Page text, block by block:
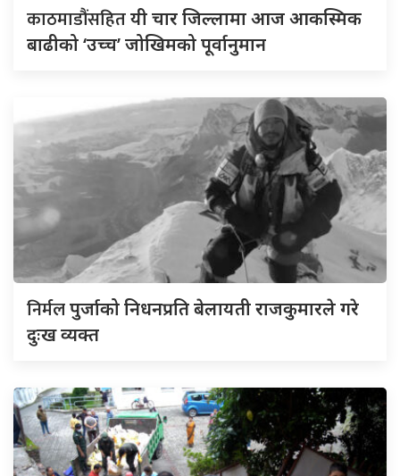
काठमाडौंसहितयी चार जिल्लामा आज आकस्मिक
बाढीको ‘उच्च’ जोखिमको पूर्वानुमान
निर्मलपुर्जाको निधनप्रति बेलायती राजकुमारले गरे
दुःख व्यक्त